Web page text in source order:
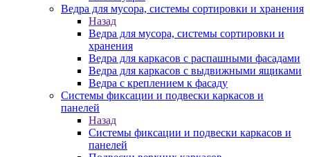
Ведра для мусора, системы сортировки и хранения
Назад
Ведра для мусора, системы сортировки и
хранения
Ведра для каркасов с распашными фасадами
Ведра для каркасов с выдвижными ящиками
Ведра с креплением к фасаду
Системы фиксации и подвески каркасов и
панелей
Назад
Системы фиксации и подвески каркасов и
панелей